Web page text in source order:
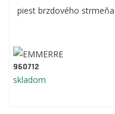
piest brzdového
960712
skladom